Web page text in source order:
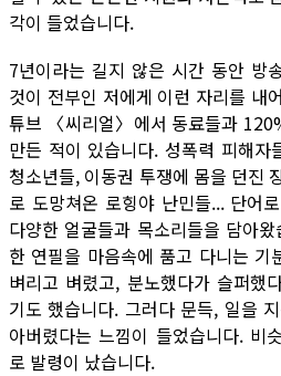
각이 들었습니다.
7년이라는 길지 않은 시간 동안 방
것이 전부인 저에게 이런 자리를 내
튜브 〈씨리얼〉에서 동료들과
만든 적이 있습니다. 성폭력 피해자
청소년들, 이동권 투쟁에 몸을 던진
로 도망쳐온 로힝야 난민들... 단어
다양한 얼굴들과 목소리들을 담아
한 연필을 마음속에 품고 다니는 기
벼리고 벼렸고, 분노했다가 슬퍼했
기도 했습니다. 그러다 문득, 일을
아버렸다는 느낌이 들었습니다. 비
로 발령이 났습니다.